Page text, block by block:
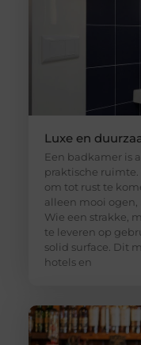
Luxe en
Een badkamer is
praktische ruimte.
om tot rust te
alleen mooi
Wie een strakke,
te leveren op
solid surface. Dit
hotels en